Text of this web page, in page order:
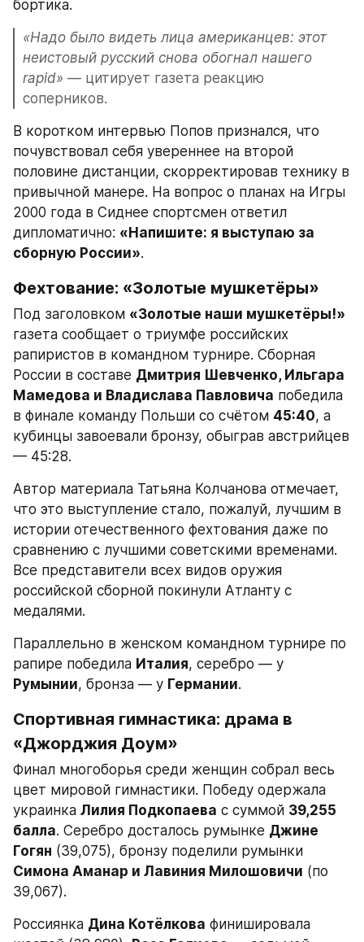
бортика.
«Надо было видеть лица американцев: этот
неистовый русский снова обогнал нашего
rapid» — цитирует газета реакцию
соперников.
В коротком интервью Попов признался, что
почувствовал себя увереннее на второй
половине дистанции, скорректировав технику в
привычной манере. На вопрос о планах на Игры
2000 года в Сиднее спортсмен ответил
дипломатично: «Напишите: я выступаю за
сборную России».
Фехтование: «Золотые мушкетёры»
Под заголовком «Золотые наши мушкетёры!»
газета сообщает о триумфе российских
рапиристов в командном турнире. Сборная
России в составе Дмитрия Шевченко, Ильгара
Мамедова и Владислава Павловича победила
в финале команду Польши со счётом 45:40, а
кубинцы завоевали бронзу, обыграв австрийцев
— 45:28.
Автор материала Татьяна Колчанова отмечает,
что это выступление стало, пожалуй, лучшим в
истории отечественного фехтования даже по
сравнению с лучшими советскими временами.
Все представители всех видов оружия
российской сборной покинули Атланту с
медалями.
Параллельно в женском командном турнире по
рапире победила Италия
Румынии, бронза — у Германии.
Спортивная гимнастика: драма в
«Джорджия Доум»
Финал многоборья среди женщин собрал весь
цвет мировой гимнастики. Победу одержала
украинка Лилия Подкопаева с суммой 39,255
балла. Серебро досталось румынке Джине
Гогян
Симона Аманар и Лавиния Милошовичи (по
39,067).
Россиянка Дина Котёлкова финишировала